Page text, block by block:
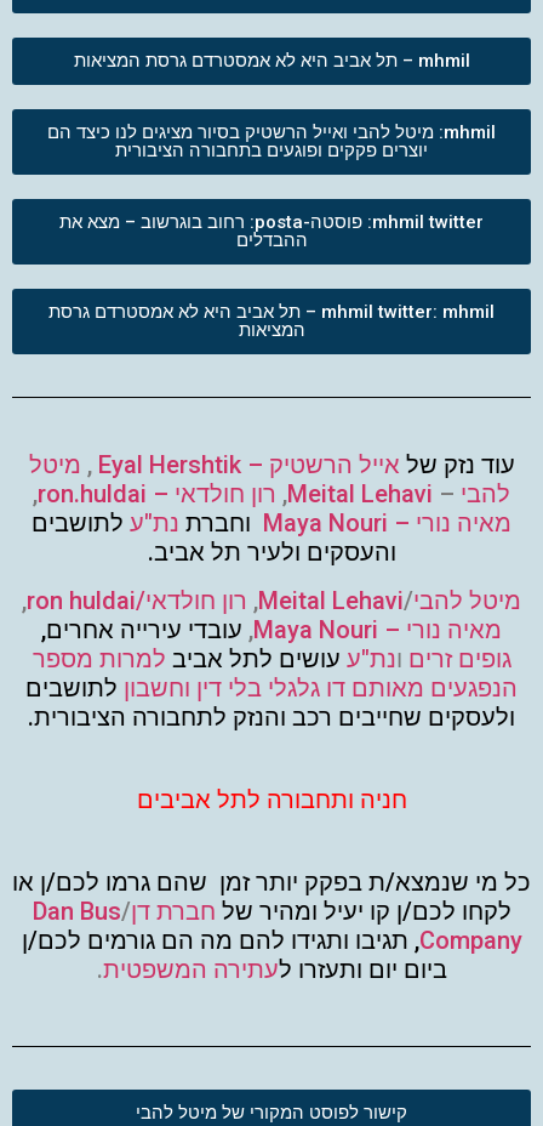
mhmil – תל אביב היא לא אמסטרדם גרסת המציאות
mhmil: מיטל להבי ואייל הרשטיק בסיור מציגים לנו כיצד הם
יוצרים פקקים ופוגעים בתחבורה הציבורית
mhmil twitter: פוסטה-posta: רחוב בוגרשוב – מצא את
ההבדלים
mhmil twitter: mhmil – תל אביב היא לא אמסטרדם גרסת
המציאות
עוד נזק של אייל הרשטיק – Eyal Hershtik , מיטל
להבי –
Meital Lehavi
, רון חולדאי – ron.huldai
,
מאיה נורי – Maya Nouri
וחברת נת"ע לתושבים
והעסקים ולעיר תל אביב.
מיטל להבי/
Meital Lehavi
, רון חולדאי/ron huldai
,
מאיה נורי – Maya Nouri
, עובדי עירייה אחרים,
גופים זרים ונת"ע עושים לתל אביב למרות מספר
הנפגעים מאותם דו גלגלי בלי דין וחשבון לתושבים
ולעסקים שחייבים רכב והנזק לתחבורה הציבורית.
חניה ותחבורה לתל אביבים
כל מי שנמצא/ת בפקק יותר זמן שהם גרמו לכם/ן או
לקחו לכם/ן קו יעיל ומהיר של חברת דן/
Dan Bus
Company, תגיבו ותגידו להם מה הם גורמים לכם/ן
ביום יום ותעזרו לעתירה המשפטית.
קישור לפוסט המקורי של מיטל להבי